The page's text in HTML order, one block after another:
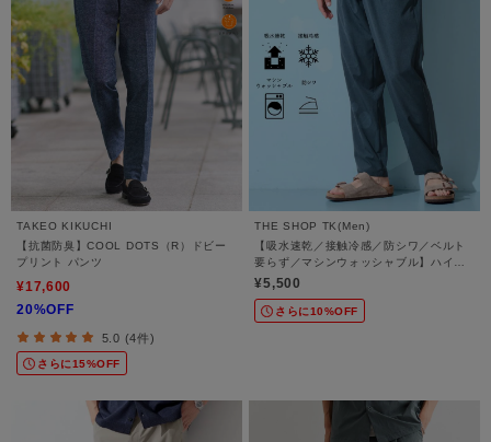
TAKEO KIKUCHI
【抗菌防臭】COOL DOTS（R）ドビー
プリント パンツ
¥17,600
20%OFF
5.0 (4件)
さらに15%OFF
THE SHOP TK(Men)
【吸水速乾／接触冷感／防シワ／ベルト
要らず／マシンウォッシャブル】ハイド
ロクールイージーパンツ
¥5,500
さらに10%OFF